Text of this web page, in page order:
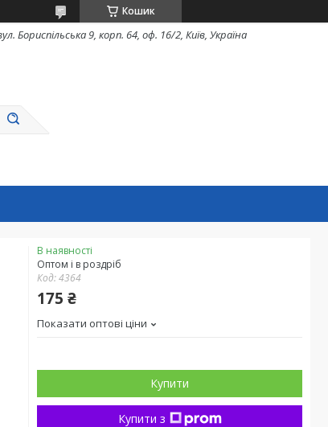
Кошик
Бориспільська 9, корп. 64, оф. 16/2, Київ, Україна
В наявності
Оптом і в роздріб
Код:4364
175 ₴
Показати оптові ціни
Купити
Купити з